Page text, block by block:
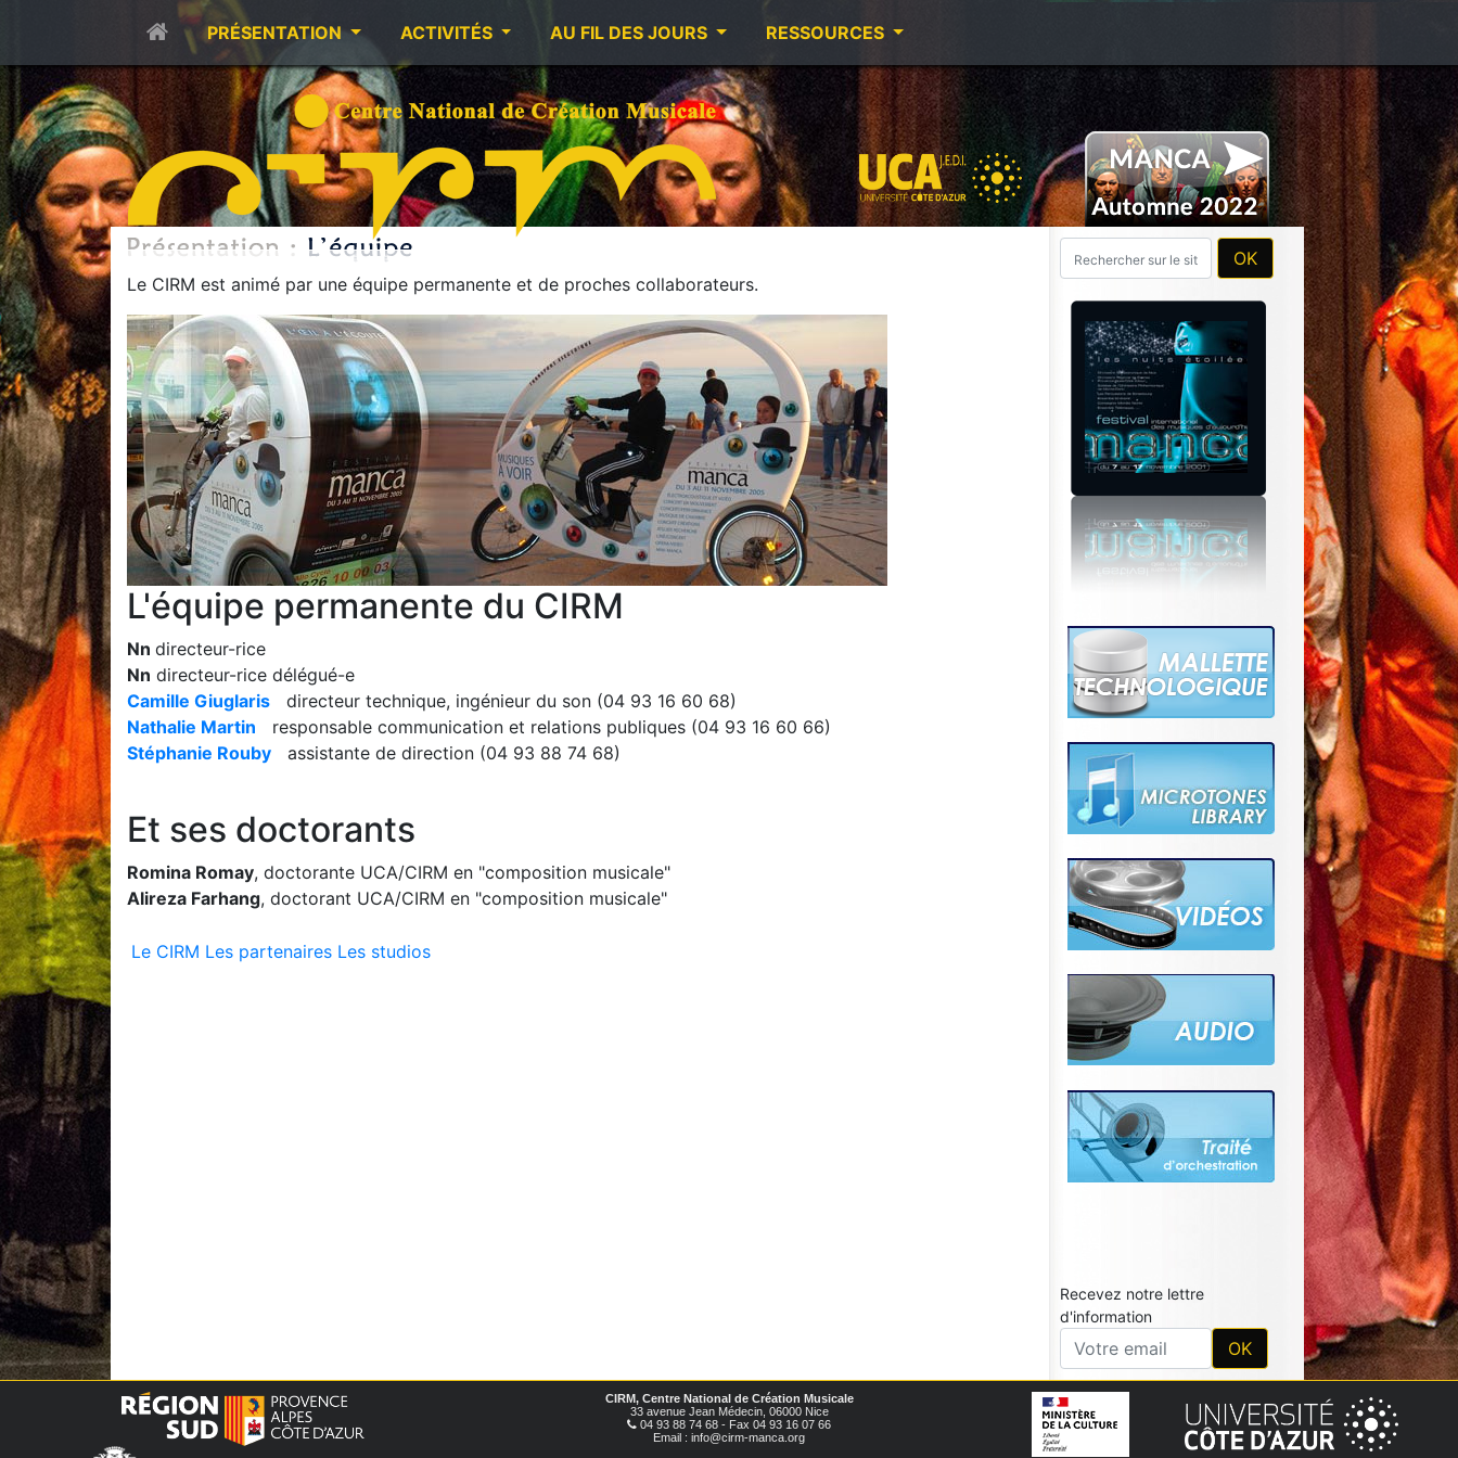
PRÉSENTATION ACTIVITÉS AU FIL DES JOURS RESSOURCES
Le CIRM est animé par une équipe permanente et de proches collaborateurs.
L'équipe permanente du CIRM
Nn directeur-rice
Nn directeur-rice délégué-e
Camille Giuglaris directeur technique, ingénieur du son (04 93 16 60 68)
Nathalie Martin responsable communication et relations publiques (04 93 16 60 66)
Stéphanie Rouby assistante de direction (04 93 88 74 68)
Et ses doctorants
Romina Romay, doctorante UCA/CIRM en "composition musicale"
Alireza Farhang, doctorant UCA/CIRM en "composition musicale"
Le CIRM Les partenaires Les studios
Recevez notre lettre
d'information
CIRM, Centre National de Création Musicale
33 avenue Jean Médecin, 06000 Nice
04 93 88 74 68 - Fax 04 93 16 07 66
Email : info@cirm-manca.org